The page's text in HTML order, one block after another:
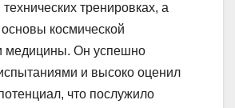
тренировках, а
космической
медицины. Он успешно
и высоко оценил
что послужило